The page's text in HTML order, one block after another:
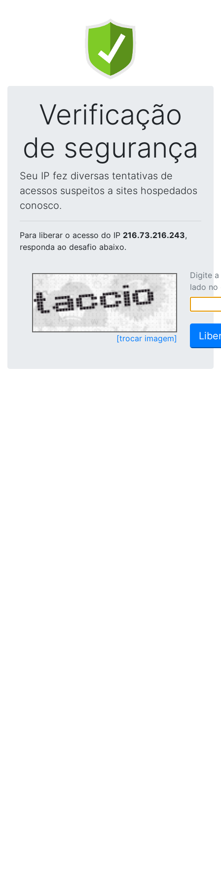
Verificação
de segurança
Seu IP fez diversas tentativas de
acessos suspeitos a sites hospedados
conosco.
Para liberar o acesso do IP 216.73.216.243,
responda ao desafio abaixo.
[trocar imagem]
Digite
lado no